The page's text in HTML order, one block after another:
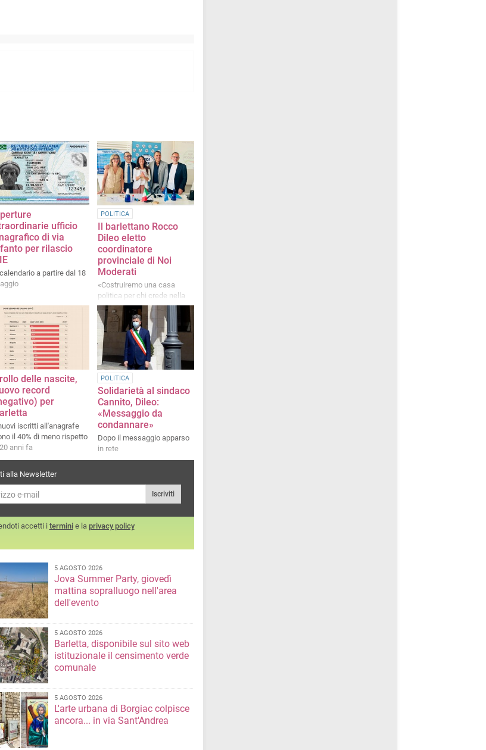
ufficio
di via
per rilascio
a partire dal 18
POLITICA
Il barlettano Rocco
Dileo eletto
coordinatore
provinciale di Noi
Moderati
«Costruiremo una casa
politica per chi crede nella
serietà, nel merito, e nella
buona amministrazione»
delle nascite,
record
per
iscritti all'anagrafe
il 40% di meno rispetto
anni fa
POLITICA
Solidarietà al sindaco
Cannito, Dileo:
«Messaggio da
condannare»
Dopo il messaggio apparso
in rete
alla Newsletter
Iscriviti
accetti iterminie la privacy policy
5 AGOSTO 2026
Jova Summer Party, giovedì
mattina sopralluogo nell'area
dell'evento
5 AGOSTO 2026
Barletta, disponibile sul sito web
istituzionale il censimento verde
comunale
5 AGOSTO 2026
L'arte urbana di Borgiac colpisce
ancora... in via Sant'Andrea